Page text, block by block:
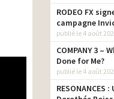
RODEO FX
campagne
publié le 4 août
COMPANY 3 –
Done for Me?
publié le 4 août